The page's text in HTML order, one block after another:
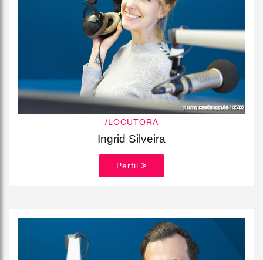
/LOCUTORA
Ingrid Silveira
Perfil